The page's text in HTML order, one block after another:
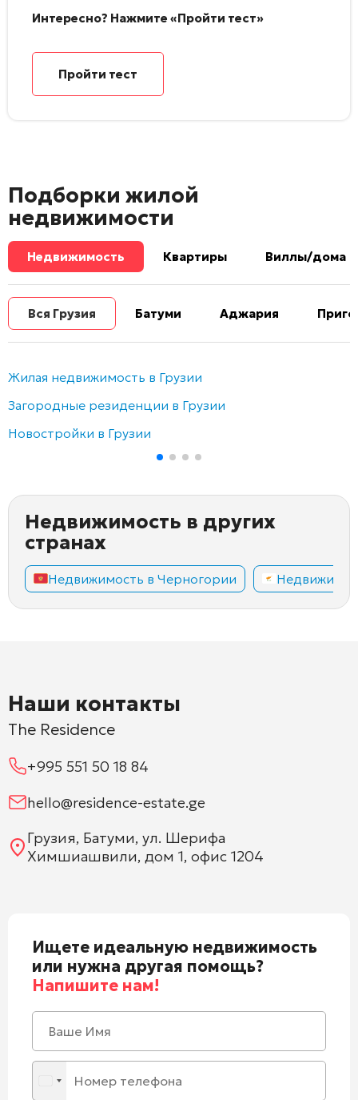
Интересно? Нажмите «Пройти тест»
Пройти тест
Подборки жилой
недвижимости
Недвижимость Квартиры Виллы/дома
Вся Грузия Батуми Аджария
Жилая недвижимость в Грузии
Загородные резиденции в Грузии
Новостройки в Грузии
Недвижимость в других
странах
Недвижимость в Черногории
Наши контакты
The Residence
+995 551 50 18 84
hello@residence-estate.ge
Грузия, Батуми, ул. Шерифа
Химшиашвили, дом 1, офис 1204
Ищете идеальную недвижимость
или нужна другая помощь?
Напишите нам!